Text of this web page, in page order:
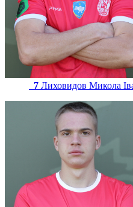
7 Лиховидов Микола